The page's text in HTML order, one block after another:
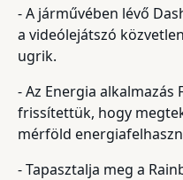
- A járművében lévő
a videólejátszó
ugrik.
- Az Energia alkalmazás
frissítettük, hogy
mérföld
- Tapasztalja meg a